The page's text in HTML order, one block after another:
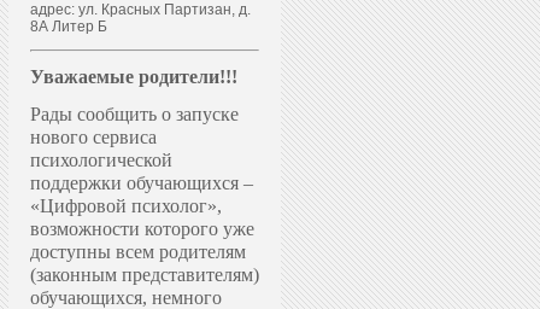
адрес: ул. Красных Партизан, д.
8А Литер Б
Уважаемые родители!!!
Рады сообщить о запуске
нового сервиса
психологической
поддержки обучающихся –
«Цифровой психолог»,
возможности которого уже
доступны всем родителям
(законным представителям)
обучающихся, немного